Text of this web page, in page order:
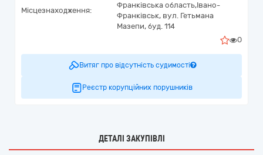
Місцезнаходження:
Франківська область,Івано-
Франківськ, вул. Гетьмана
Мазепи, буд. 114
0
Витяг про відсутність судимості
Реєстр корупційних порушників
ДЕТАЛІ ЗАКУПІВЛІ